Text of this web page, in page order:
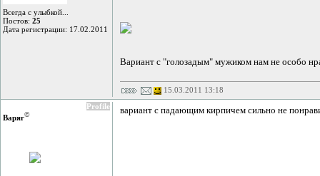
Всегда с улыбкой...
Постов: 25
Дата регистрации: 17.02.2011
Вариант с "голозадым" мужиком нам не особо
15.03.2011 13:18
Profile
Варяг© вариант с падающим кирпичем сильно не